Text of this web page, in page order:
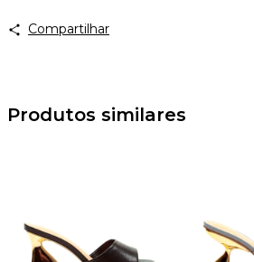
Compartilhar
Produtos similares